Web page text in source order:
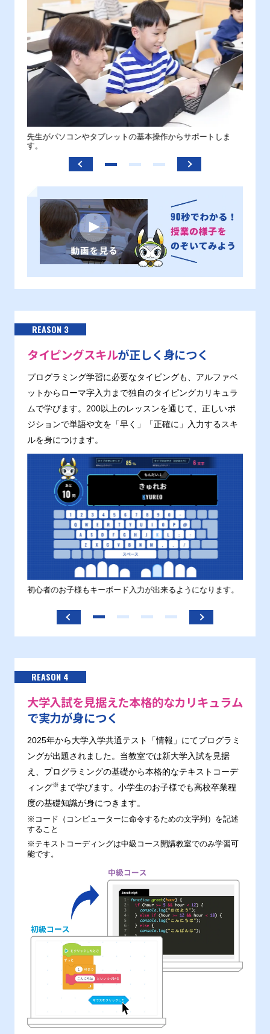
先生がパソコンやタブレットの基本操作からサポートしま
す。
REASON 3
タイピングスキルが正しく身につく
プログラミング学習に必要なタイピングも、アルファベ
ットからローマ字入力まで独自のタイピングカリキュラ
ムで学びます。200以上のレッスンを通じて、正しいポ
ジションで単語や文を「早く」「正確に」入力するスキ
ルを身につけます。
初心者のお子様もキーボード入力が出来るようになります。
REASON 4
大学入試を見据えた本格的なカリキュラム
で実力が身につく
2025年から大学入学共通テスト「情報」にてプログラミ
ングが出題されました。当教室では新大学入試を見据
え、プログラミングの基礎から本格的なテキストコーデ
ィング※ まで学びます。小学生のお子様でも高校卒業程
度の基礎知識が身につきます。
※コード（コンピューターに命令するための文字列）を記述
すること
※テキストコーディングは中級コース開講教室でのみ学習可
能です。